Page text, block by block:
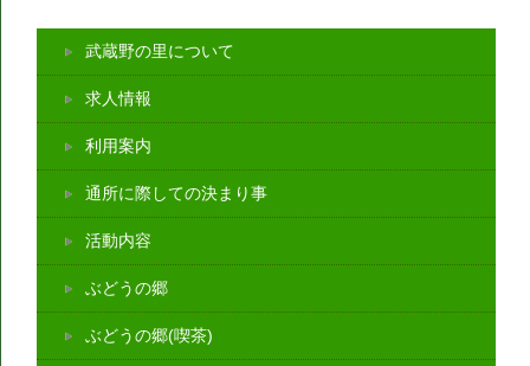
武蔵野の里について
求人情報
利用案内
通所に際しての決まり事
活動内容
ぶどうの郷
ぶどうの郷(喫茶)